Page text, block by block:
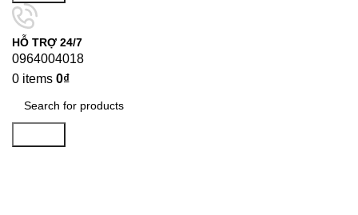
HỖ TRỢ 24/7
0964004018
0 items 0₫